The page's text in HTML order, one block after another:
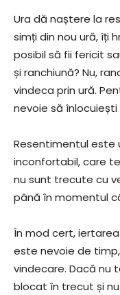
Ura dă naștere la
simți din nou ură, îți
posibil să fii fericit
și ranchiună? Nu,
vindeca prin ură.
nevoie să
Resentimentul este
inconfortabil, care
nu sunt trecute cu
până în momentul
În mod cert,
este nevoie de
vindecare. Dacă nu
blocat în trecut și